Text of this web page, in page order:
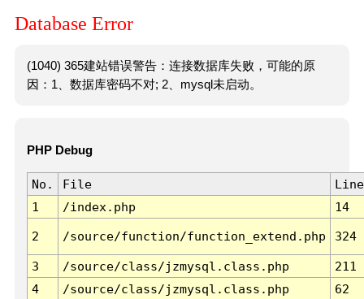
Database Error
(1040) 365建站错误警告：连接数据库失败，可能的原
因：1、数据库密码不对; 2、mysql未启动。
PHP Debug
No. File
Line
1
/index.php 14
2 /source/function/function_extend.php 324
3 /source/class/jzmysql.class.php
211
4
/source/class/jzmysql.class.php
62